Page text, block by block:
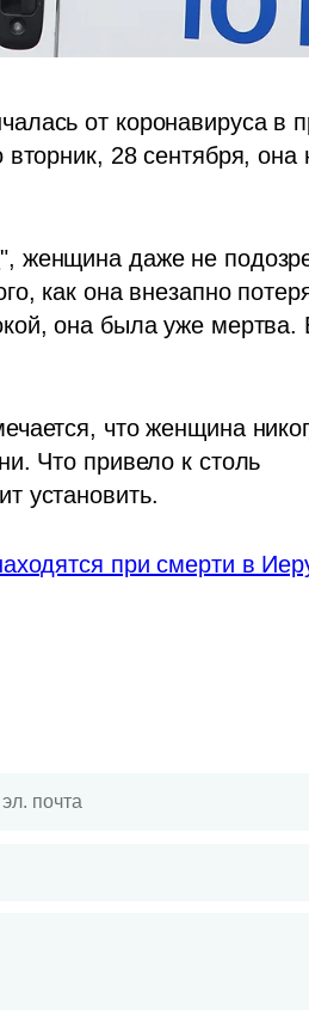
от коронавируса в
28 сентября, она
", женщина даже не
как она внезапно
она была уже мертва.
что женщина
Что привело к столь
установить.
при смерти в